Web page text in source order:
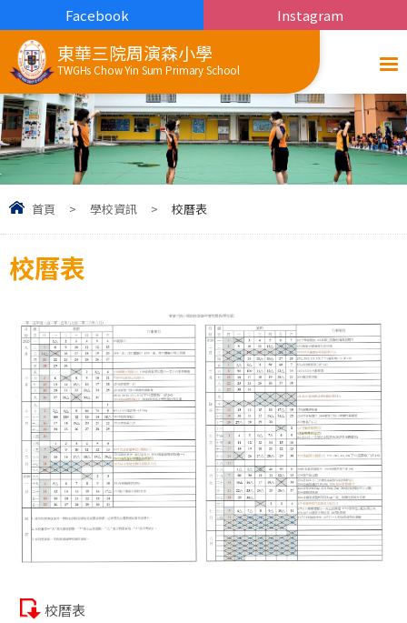
東華三院周演森小學
TWGHs Chow Yin Sum Primary School
Facebook Instagram
首頁 > 學校資訊 > 校曆表
校曆表
校曆表